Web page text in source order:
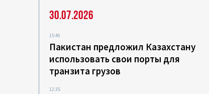
30.07.2026
15:40
Пакистан предложил Казахстану
использовать свои порты для
транзита грузов
12:35